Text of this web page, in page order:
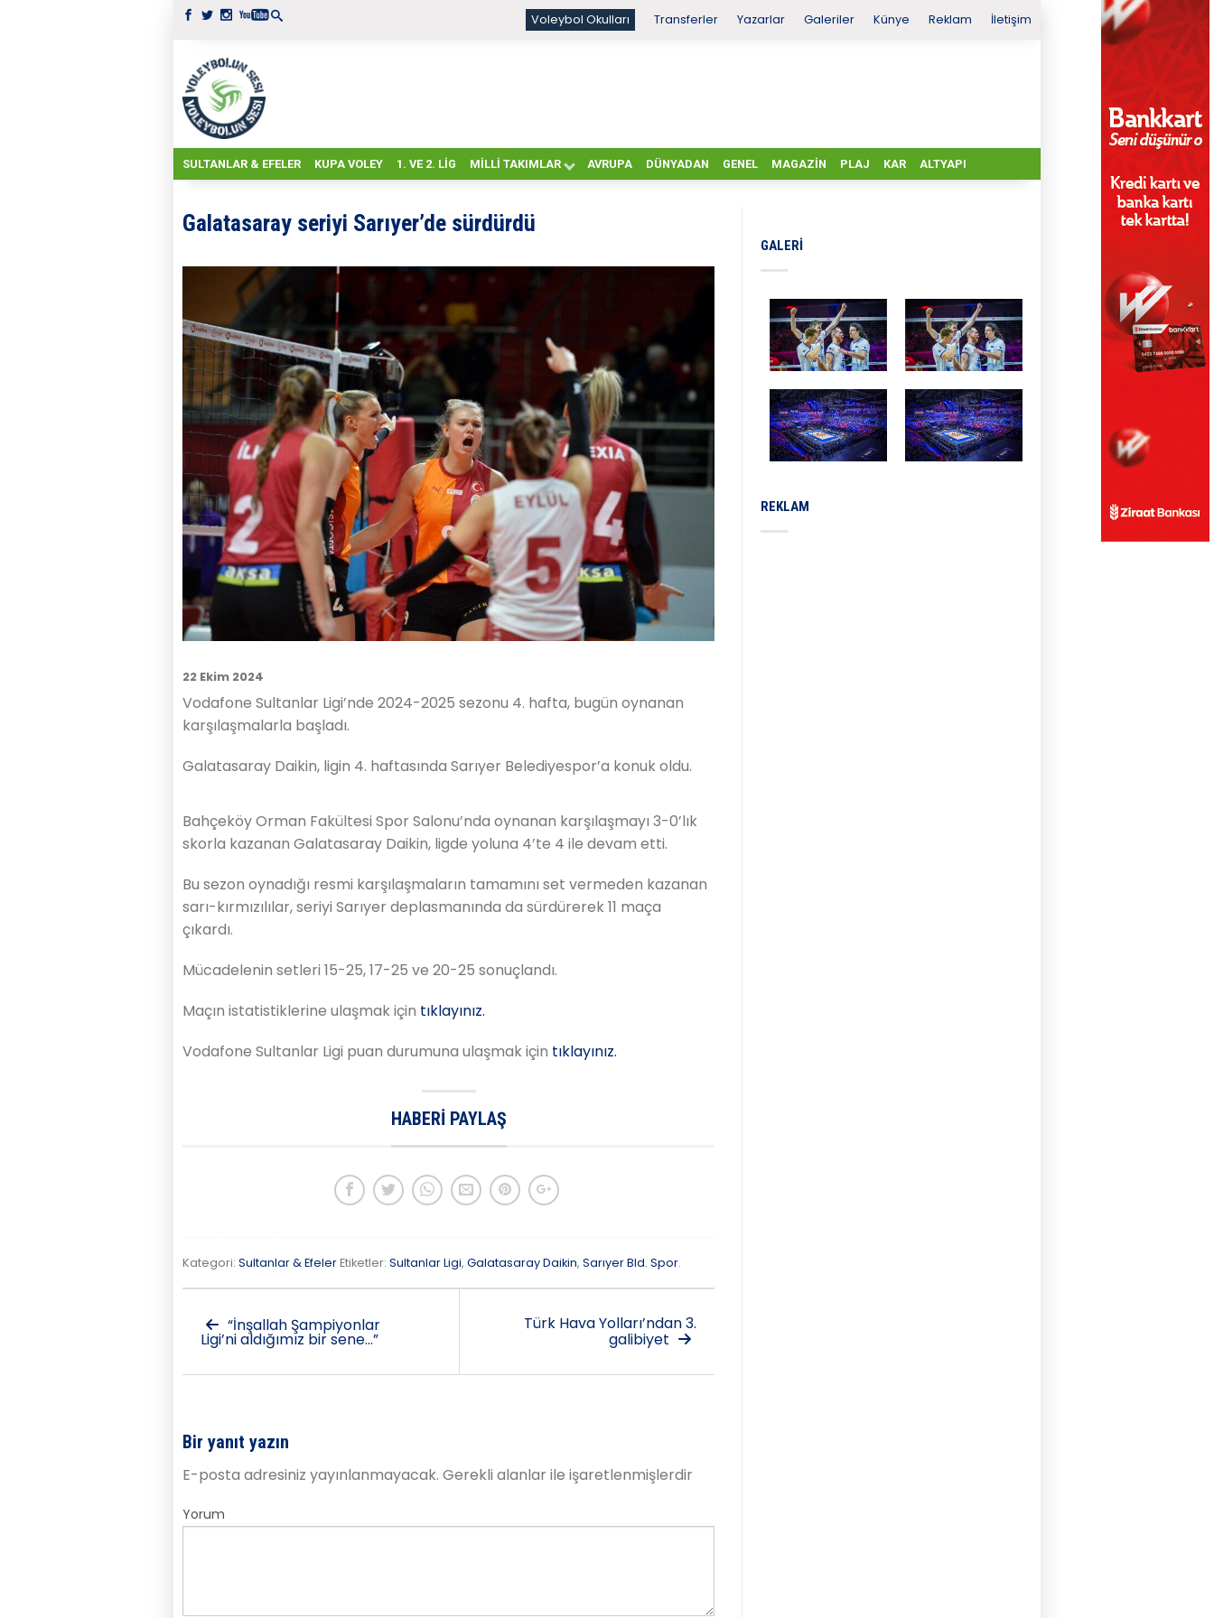
Voleybol Okulları Transferler Yazarlar Galeriler Künye Reklam İletişim
SULTANLAR & EFELER KUPA VOLEY 1. VE 2. LIG MILLI TAKIMLAR AVRUPA DÜNYADAN GENEL MAGAZIN PLAJ KAR ALTYAPI
Galatasaray seriyi Sarıyer’de sürdürdü
22 Ekim 2024
Vodafone Sultanlar Ligi’nde 2024-2025 sezonu 4. hafta, bugün oynanan
karşılaşmalarla başladı.
Galatasaray Daikin, ligin 4. haftasında Sarıyer Belediyespor’a konuk oldu.
Bahçeköy Orman Fakültesi Spor Salonu’nda oynanan karşılaşmayı 3-0’lık
skorla kazanan Galatasaray Daikin, ligde yoluna 4’te 4 ile devam etti.
Bu sezon oynadığı resmi karşılaşmaların tamamını set vermeden kazanan
sarı-kırmızılılar, seriyi Sarıyer deplasmanında da sürdürerek 11 maça
çıkardı.
Mücadelenin setleri 15-25, 17-25 ve 20-25 sonuçlandı.
Maçın istatistiklerine ulaşmak için tıklayınız.
Vodafone Sultanlar Ligi puan durumuna ulaşmak için tıklayınız.
HABERI PAYLAŞ
Kategori: Sultanlar & EfelerEtiketler: Sultanlar Ligi, Galatasaray Daikin, Sarıyer Bld. Spor.
“İnşallah Şampiyonlar
Ligi’ni aldığımız bir sene…”
Türk Hava Yolları’ndan 3.
galibiyet
Bir yanıt yazın
E-posta adresiniz yayınlanmayacak. Gerekli alanlar ile işaretlenmişlerdir
Yorum
GALERI
REKLAM